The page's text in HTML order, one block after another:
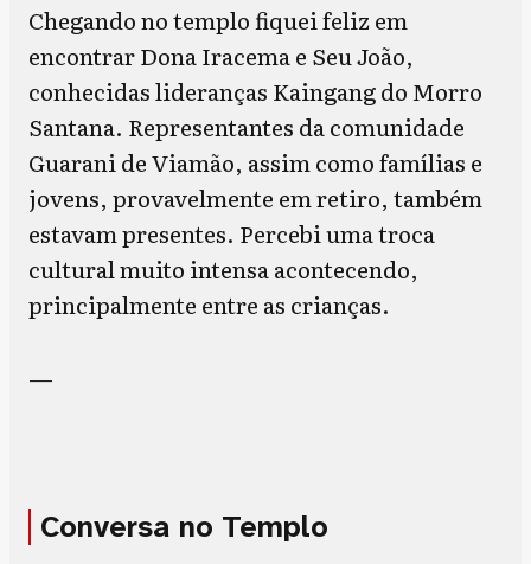
Chegando no templo fiquei feliz em
encontrar Dona Iracema e Seu João,
conhecidas lideranças Kaingang do Morro
Santana. Representantes da comunidade
Guarani de Viamão, assim como famílias e
jovens, provavelmente em retiro, também
estavam presentes. Percebi uma troca
cultural muito intensa acontecendo,
principalmente entre as crianças.
—
Conversa no Templo